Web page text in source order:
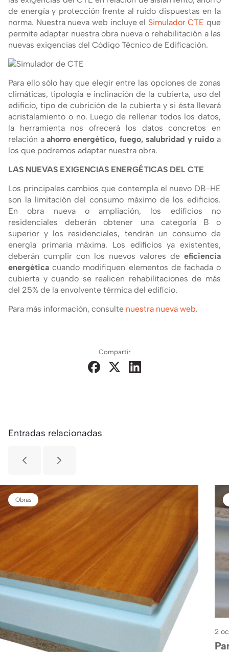
de energí­a y protección frente al ruido dispuestas en la
norma. Nuestra nueva web incluye el Simulador CTE que
permite adaptar nuestra obra nueva o rehabilitación a las
nuevas exigencias del Código Técnico de Edificación.
Para ello sólo hay que elegir entre las opciones de zonas
climáticas, tipologí­a e inclinación de la cubierta, uso del
edificio, tipo de cubrición de la cubierta y si ésta llevará
acristalamiento o no. Luego de rellenar todos los datos,
la herramienta nos ofrecerá los datos concretos en
relación aahorro energético, fuego, salubridad y ruido a
los que podremos adaptar nuestra obra.
LAS NUEVAS EXIGENCIAS ENERGÉTICAS DEL CTE
Los principales cambios que contempla el nuevo DB-HE
son la limitación del consumo máximo de los edificios.
En obra nueva o ampliación, los edificios no
residenciales deberán obtener una categorí­a B o
superior y los residenciales, tendrán un consumo de
energí­a primaria máxima. Los edificios ya existentes,
deberán cumplir con los nuevos valores de eficiencia
energética cuando modifiquen elementos de fachada o
cubierta y cuando se realicen rehabilitaciones de más
del 25% de la envolvente térmica del edificio.
Para más información, consulte nuestra nueva web.
Compartir
Entradas relacionadas
Obras
2